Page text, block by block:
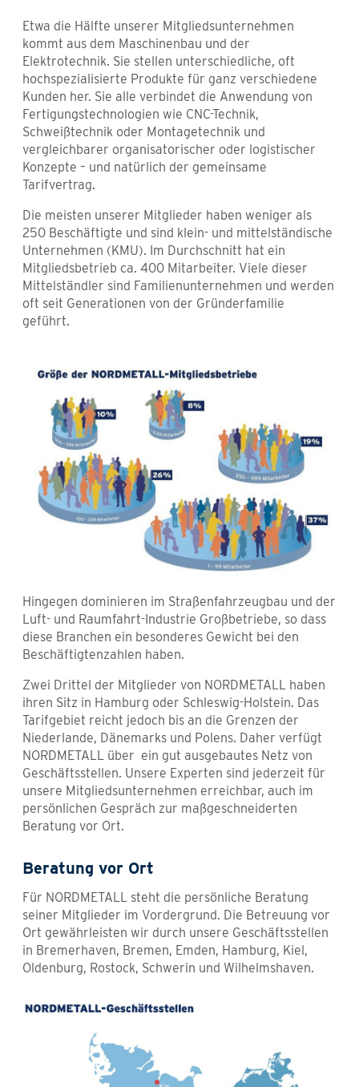
Etwa die Hälfte unserer Mitgliedsunternehmen
kommt aus dem Maschinenbau und der
Elektrotechnik. Sie stellen unterschiedliche, oft
hochspezialisierte Produkte für ganz verschiedene
Kunden her. Sie alle verbindet die Anwendung von
Fertigungstechnologien wie CNC-Technik,
Schweißtechnik oder Montagetechnik und
vergleichbarer organisatorischer oder logistischer
Konzepte – und natürlich der gemeinsame
Tarifvertrag.
Die meisten unserer Mitglieder haben weniger als
250 Beschäftigte und sind klein- und mittelständische
Unternehmen (KMU). Im Durchschnitt hat ein
Mitgliedsbetrieb ca. 400 Mitarbeiter. Viele dieser
Mittelständler sind Familienunternehmen und werden
oft seit Generationen von der Gründerfamilie
geführt.
Hingegen dominieren im Straßenfahrzeugbau und der
Luft- und Raumfahrt-Industrie Großbetriebe, so dass
diese Branchen ein besonderes Gewicht bei den
Beschäftigtenzahlen haben.
Zwei Drittel der Mitglieder von NORDMETALL haben
ihren Sitz in Hamburg oder Schleswig-Holstein. Das
Tarifgebiet reicht jedoch bis an die Grenzen der
Niederlande, Dänemarks und Polens. Daher verfügt
NORDMETALL über ein gut ausgebautes Netz von
Geschäftsstellen. Unsere Experten sind jederzeit für
unsere Mitgliedsunternehmen erreichbar, auch im
persönlichen Gespräch zur maßgeschneiderten
Beratung vor Ort.
Beratung vor Ort
Für NORDMETALL steht die persönliche Beratung
seiner Mitglieder im Vordergrund. Die Betreuung vor
Ort gewährleisten wir durch unsere Geschäftsstellen
in Bremerhaven, Bremen, Emden, Hamburg, Kiel,
Oldenburg, Rostock, Schwerin und Wilhelmshaven.